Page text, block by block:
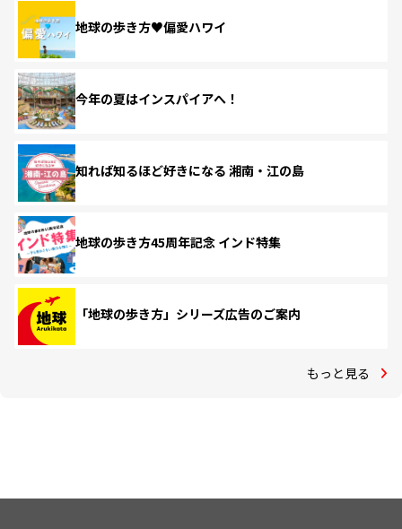
地球の歩き方♥偏愛ハワイ
今年の夏はインスパイアへ！
知れば知るほど好きになる 湘南・江の島
地球の歩き方45周年記念 インド特集
「地球の歩き方」シリーズ広告のご案内
もっと見る